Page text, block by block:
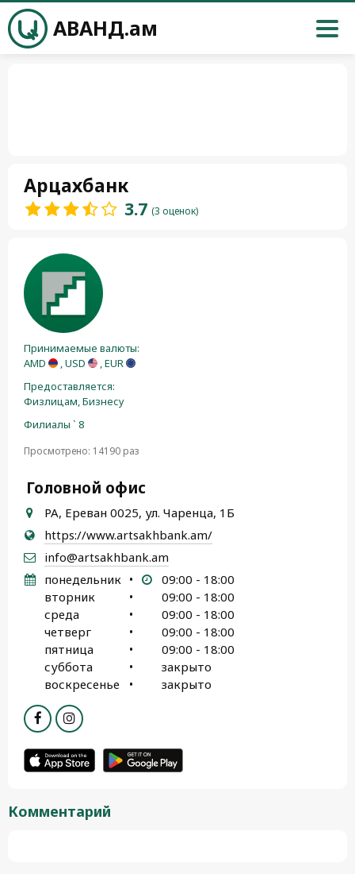
АВАНД.ам
Арцахбанк
3.7 (3 оценок)
Принимаемые валюты:
AMD
, USD
, EUR
Предоставляется:
Физлицам,Бизнесу
Филиалы ` 8
Просмотрено: 14190 раз
Головной офис
РА, Ереван 0025, ул. Чаренца, 1Б
https://www.artsakhbank.am/
info@artsakhbank.am
понедельник •
09:00 - 18:00
вторник
•
09:00 - 18:00
среда
•
09:00 - 18:00
четверг
•
09:00 - 18:00
пятница
•
09:00 - 18:00
суббота
•
закрыто
воскресенье
• закрыто
Комментарий